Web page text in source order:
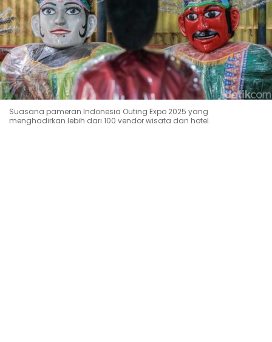
Suasana pameran Indonesia Outing Expo 2025 yang
menghadirkan lebih dari 100 vendor wisata dan hotel.